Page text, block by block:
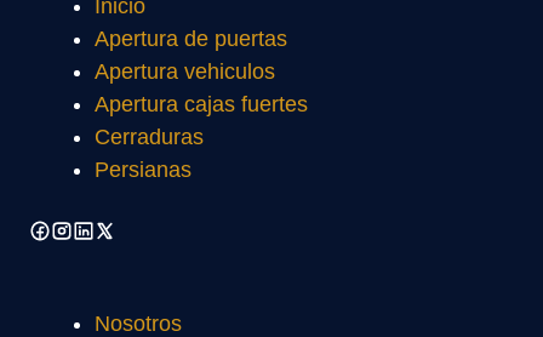
Inicio
Apertura de puertas
Apertura vehiculos
Apertura cajas fuertes
Cerraduras
Persianas
Nosotros